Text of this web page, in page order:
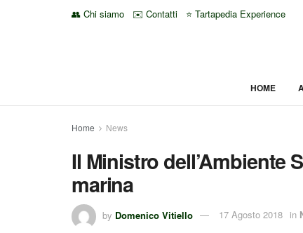
👥 Chi siamo ✉️ Contatti ⭐ Tartapedia Experience
HOME
Home News
Il Ministro dell’Ambiente
marina
by Domenico Vitiello 17 Agosto 2018 in